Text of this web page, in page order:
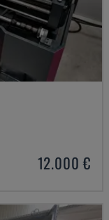
12.000 €